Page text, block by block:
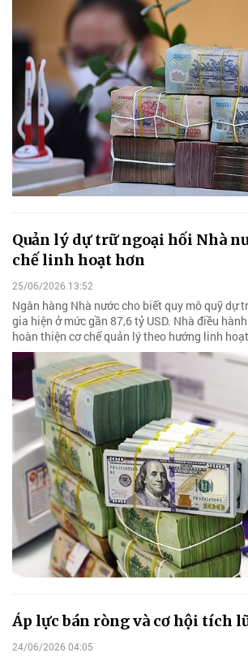
Quản lý dự trữ ngoại hối Nhà
chế linh hoạt hơn
25/06/2026 13:52
Ngân hàng Nhà nước cho biết quy mô quỹ dự
gia hiện ở mức gần 87,6 tỷ USD. Nhà điều
hoàn thiện cơ chế quản lý theo hướng linh
Áp lực bán ròng và cơ hội tích
24/06/2026 04:05